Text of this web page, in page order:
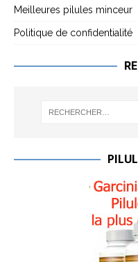
Meilleures pilules minceur
Politique de confidentialité